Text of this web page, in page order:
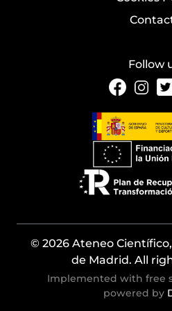
Follow
© 2026 Ateneo
de Madrid. All
Implemented with free
powered by